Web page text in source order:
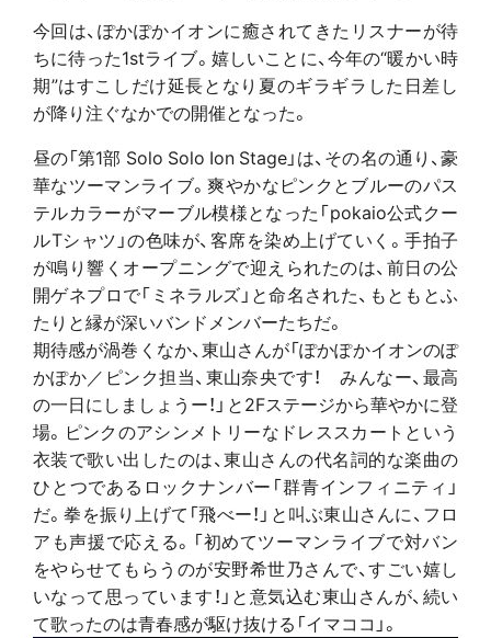
今回は、ぽかぽかイオンに癒されてきたリスナーが待
ちに待った1stライブ。嬉しいことに、今年の“暖かい時
期”はすこしだけ延長となり夏のギラギラした日差し
が降り注ぐなかでの開催となった。
昼の「第1部 Solo Solo Ion Stage」は、その名の通り、豪
華なツーマンライブ。爽やかなピンクとブルーのパス
テルカラーがマーブル模様となった「pokaio公式クー
ルTシャツ」の色味が、客席を染め上げていく。手拍子
が鳴り響くオープニングで迎えられたのは、前日の公
開ゲネプロで「ミネラルズ」と命名された、もともとふ
たりと縁が深いバンドメンバーたちだ。
期待感が渦巻くなか、東山さんが「ぽかぽかイオンのぽ
かぽか／ピンク担当、東山奈央です！ みんなー、最高
の一日にしましょうー！」と2Fステージから華やかに登
場。ピンクのアシンメトリーなドレススカートという
衣装で歌い出したのは、東山さんの代名詞的な楽曲の
ひとつであるロックナンバー「群青インフィニティ」
だ。拳を振り上げて「飛べー！」と叫ぶ東山さんに、フロ
アも声援で応える。「初めてツーマンライブで対バン
をやらせてもらうのが安野希世乃さんで、すごい嬉し
いなって思っています！」と意気込む東山さんが、続い
て歌ったのは青春感が駆け抜ける「イマココ」。